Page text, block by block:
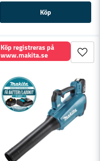
Köp
Köp registreras på
www.makita.se